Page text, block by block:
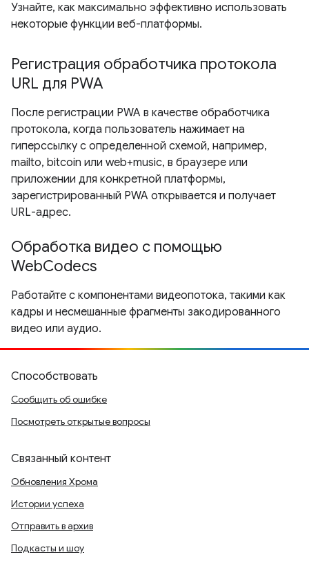
Узнайте, как максимально эффективно использовать
некоторые функции веб-платформы.
Регистрация обработчика протокола
URL для PWA
После регистрации PWA в качестве обработчика
протокола, когда пользователь нажимает на
гиперссылку с определенной схемой, например,
mailto, bitcoin или web+music, в браузере или
приложении для конкретной платформы,
зарегистрированный PWA открывается и получает
URL-адрес.
Обработка видео с помощью
WebCodecs
Работайте с компонентами видеопотока, такими как
кадры и несмешанные фрагменты закодированного
видео или аудио.
Способствовать
Сообщить об ошибке
Посмотреть открытые вопросы
Связанный контент
Обновления Хрома
Истории успеха
Отправить в архив
Подкасты и шоу